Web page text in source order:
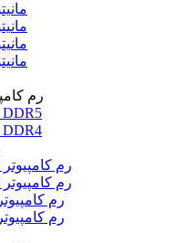
مانیتور
مانیتور
مانیتور
مانیتور
رم
رم کامپیوتر DDR5
رم کامپیوتر DDR4
رم کامپیوتر 32 گیگابایت
رم کامپیوتر 16 گیگابایت
رم کامپیوتر 8 گیگابایت
رم کامپیوتر 4 گیگابایت